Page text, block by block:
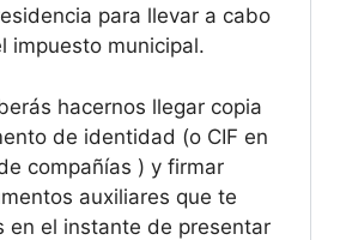
para llevar a cabo
impuesto municipal.
hacernos llegar copia
de identidad (o CIF en
compañías ) y firmar
auxiliares que te
en el instante de presentar